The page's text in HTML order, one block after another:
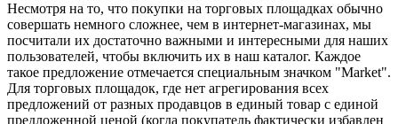
Несмотря на то, что покупки на торговых площадках обычно
совершать немного сложнее, чем в интернет-магазинах, мы
посчитали их достаточно важными и интересными для наших
пользователей, чтобы включить их в наш каталог. Каждое
такое предложение отмечается специальным значком "Market".
Для торговых площадок, где нет агрегирования всех
предложений от разных продавцов в единый товар с единой
предложенной ценой (когда покупатель фактически избавлен